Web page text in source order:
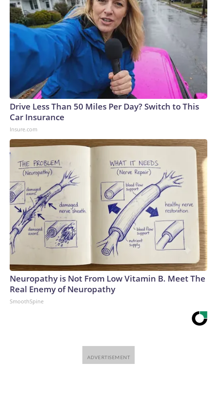
Drive Less Than 50 Miles Per Day? Switch to This
Car Insurance
Insure.com
Neuropathy is Not From Low Vitamin B. Meet The
Real Enemy of Neuropathy
SmoothSpine